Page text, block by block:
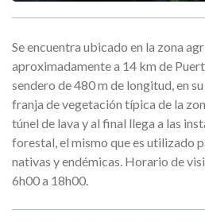
Se encuentra ubicado en la zona
aproximadamente a 14 km de
sendero de 480 m de longitud, en
franja de vegetación típica de la
túnel de lava y al final llega a las
forestal, el mismo que es utilizado
nativas y endémicas. Horario de
6h00 a 18h00.